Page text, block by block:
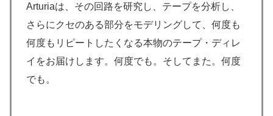
Arturiaは、その回路を研究し、テープを分析し、
さらにクセのある部分をモデリングして、何度も
何度もリピートしたくなる本物のテープ・ディレ
イをお届けします。何度でも。そしてまた。何度
でも。